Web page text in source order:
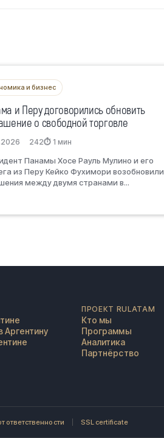
и бизнес
и Перу договорились обновить
о свободной торговле
242⏱ 1 мин
Панамы Хосе Рауль Мулино и его
из Перу Кейко Фухимори возобновили
между двумя странами в...
Аргентину
ПРОЕКТ RULATAM
Кто мы
Программы
Аналитика
Партнёрство
ответственности SSL certificate